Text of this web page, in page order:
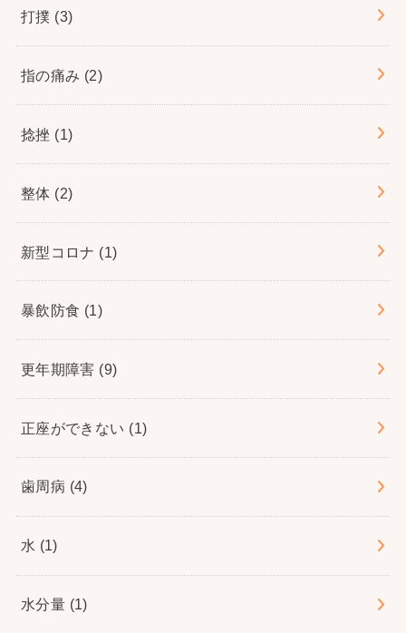
打撲 (3)
指の痛み (2)
捻挫 (1)
整体 (2)
新型コロナ (1)
暴飲防食 (1)
更年期障害 (9)
正座ができない (1)
歯周病 (4)
水 (1)
水分量 (1)